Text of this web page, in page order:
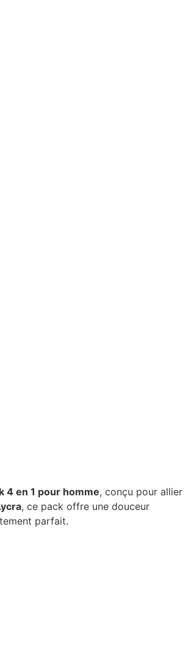
4 en 1 pour homme, conçu pour allier
, ce pack offre une douceur
parfait.